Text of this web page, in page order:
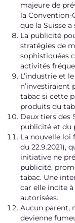
majeure de
la Convention-
que la Suisse a
La publicité
stratégies de
sophistiquées
activités
L’industrie et
n’investiraient
tabac si cette
produits du
Deux tiers des
publicité et du
La nouvelle loi
du 22.9.2021),
initiative ne
publicité,
tabac. Une
car elle incite
autorisées.
Aucun parent,
devienne